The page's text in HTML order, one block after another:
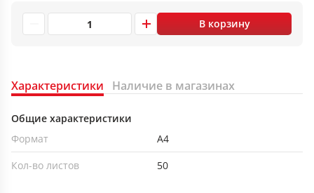
В корзину
Характеристики Наличие в магазинах
Общие характеристики
Формат
А4
Кол-во листов
50